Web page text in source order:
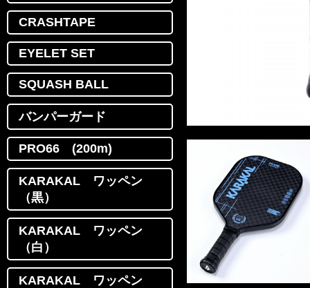
CRASHTAPE
EYELET SET
SQUASH BALL
バンパーガード
PRO66 (200m)
KARAKAL ワッペン
（黒）
KARAKAL ワッペン
（白）
KARAKAL ワッペン